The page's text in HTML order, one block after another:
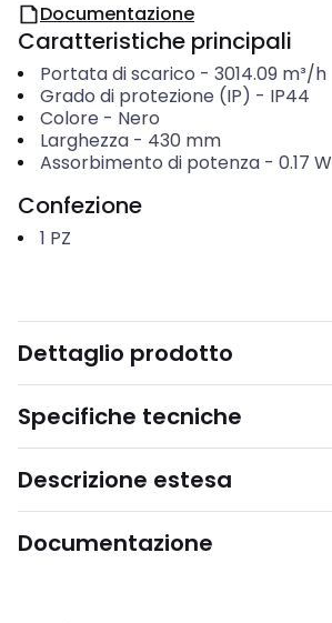
Documentazione
Caratteristiche principali
Portata di scarico - 3014.09 m³/h
Grado di protezione (IP) - IP44
Colore - Nero
Larghezza- 430 mm
Assorbimento di potenza- 0.17 W
Confezione
1 PZ
Dettaglio prodotto
Specifiche tecniche
Descrizione estesa
Documentazione